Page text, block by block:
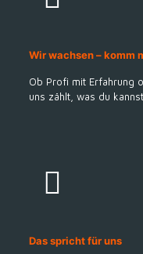
Wir wachsen – komm
Ob Profi mit Erfahrung
uns zählt, was du
Das spricht für uns